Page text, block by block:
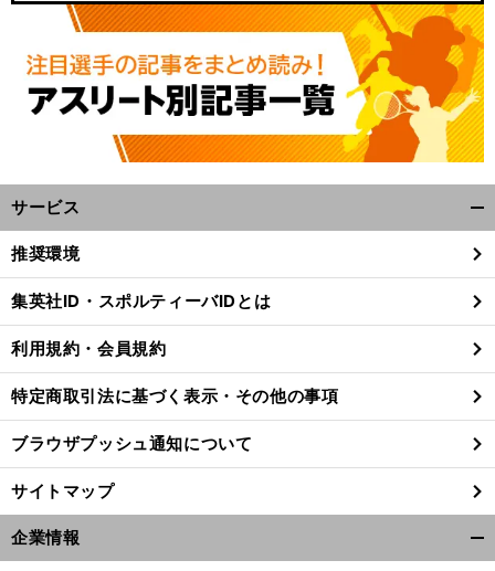
サービス
閉
る
推奨環境
集英社ID・スポルティーバIDとは
利用規約・会員規約
特定商取引法に基づく表示・その他の事項
ブラウザプッシュ通知について
サイトマップ
企業情報